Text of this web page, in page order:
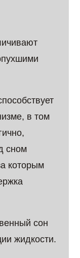
в том
сном
которым
сон
жидкости.